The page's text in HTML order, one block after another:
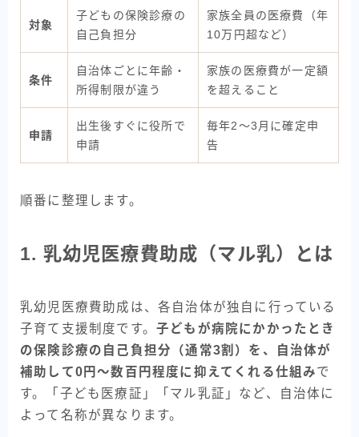
対象
子どもの保険診療の
自己負担分
家族全員の医療費（年
10万円超など）
条件
自治体ごとに年齢・
所得制限が違う
家族の医療費が一定額
を超えること
申請
出生後すぐに役所で
申請
毎年2〜3月に確定申
告
順番に整理します。
1. 乳幼児医療費助成（マル乳）とは
乳幼児医療費助成は、各自治体が独自に行っている
子育て支援制度です。 子どもが病院にかかったとき
の保険診療の自己負担分（通常3割）を、自治体が
補助して0円〜数百円程度に抑えてくれる仕組みで
す。「子ども医療証」「マル乳証」など、自治体に
よって名称が異なります。